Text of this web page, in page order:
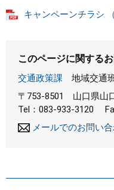
キャンペーンチラシ （
このページに関する
交通政策課
地域交通
〒753-8501
山口県山
Tel：083-933-3120
メールでのお問い